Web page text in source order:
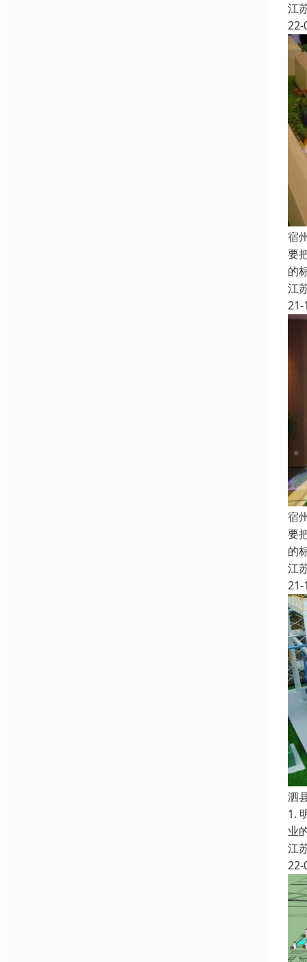
江
22-
宿
要
的
江
21-
宿
要
的
江
21-
泗
1.
业
江
22-